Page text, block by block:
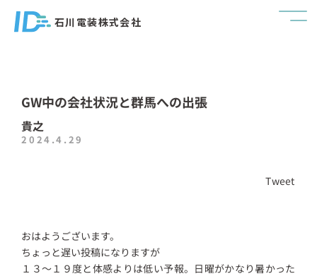
石川電装株式会社
GW中の会社状況と群馬への出張
貴之
2024.4.29
Tweet
おはようございます。
ちょっと遅い投稿になりますが
１３～１９度と体感よりは低い予報。日曜がかなり暑かった